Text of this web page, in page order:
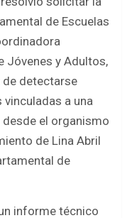
de Escuelas
Jóvenes y Adultos,
de detectarse
a una
el organismo
de Lina Abril
de
informe técnico